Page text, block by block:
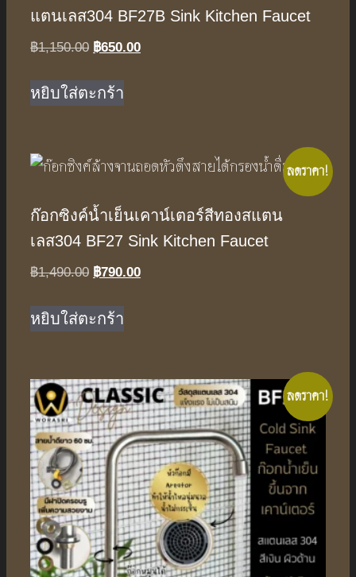
แตนเลส304 BF27B Sink Kitchen Faucet
฿1,150.00 Original
was:
฿1,150.00.
฿650.00Current
หยิบใส่ตะกร้า
ลดราคา!
ก๊อกซิงค์น้ำเย็นเคาน์เตอร์สีทองสแตน
เลส304 BF27 Sink Kitchen Faucet
฿1,490.00 Original
was:
฿1,490.00.
฿790.00Current
หยิบใส่ตะกร้า
ลดราคา!